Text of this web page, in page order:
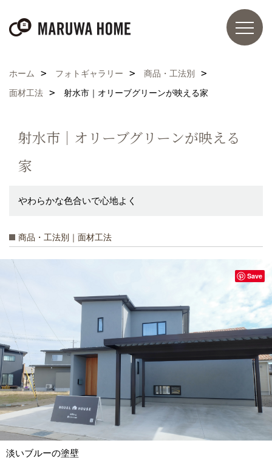
ホーム フォトギャラリー
商品・工法別
面材工法
射水市｜オリーブグリーンが映える家
射水市｜オリーブグリーンが映える
家
やわらかな色合いで心地よく
商品・工法別｜面材工法
淡いブルーの塗壁
Save